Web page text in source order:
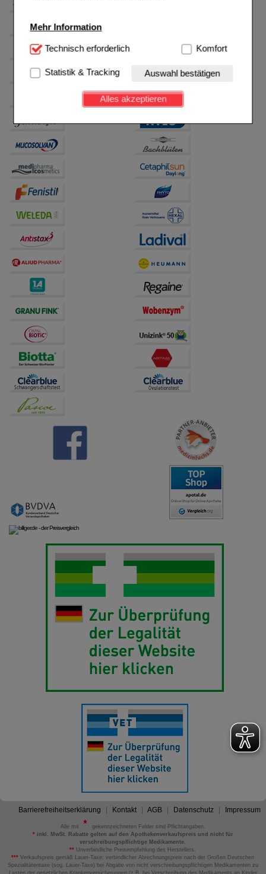
Mehr Information
Technisch Notwendig:Hierbei handelt es sich um
Website notwendig sind (z.B. Navigation, Warenkorb,
Kundenkonto), weshalb auf diese nicht verzichtet
werden kann.
Einkaufserlebnis noch ansprechender zu gestalten,
Besuchers oder unsere Seite an bevorzugte
Verhaltensweisen (z.B. Spracheinstellung)
anzupassen. Komfort-Cookies ermöglichen es uns
auch auf Ihre Bedürfnisse zugeschrittene Inhalte
anzuzeigen und unser Partnerprogramm zu
betreiben.
Statistik & Tracking:
Hierüber lassen sich
Informationen über die Art und Weise der Nutzung
unserer Website sammeln, mit deren Hilfe wir unsere
auf unserer Website aber auch die Werbung auf
Drittseiten möglichst relevant für Sie zu gestalten.
Bitte beachten Sie, dass Daten hierfür teilweise an
Dritte wie z.B. Google oder soziale Medien
Technisch erforderlich Komfort
Statistik & Tracking Auswahl bestätigen
Alles akzeptieren
Barrierefreiheitserklärung Kontakt AGB Datenschutz Impressum
Alle mit
gekennzeichneten Felder sind Pflichtangaben.
*inkl. MwSt. Rabatte gelten auf den Apothekenverkaufspreis und nicht für
verschreibungspflichtige Medikamente.
** Unverbindliche Preisempfehlung des Herstellers.
*** Verkaufspreis gemäß Lauer-Taxe; verbindlicher Abrechnungspreis nach der Großen Deutschen
Spezialitätentaxe (sog. Lauer-Taxe) bei Abgabe von nicht verschreibungspflichtigen Medikamenten zu
Lasten der gesetzlichen Krankenversicherungen (z.B. bei Verschreibung des Medikaments an Kinder